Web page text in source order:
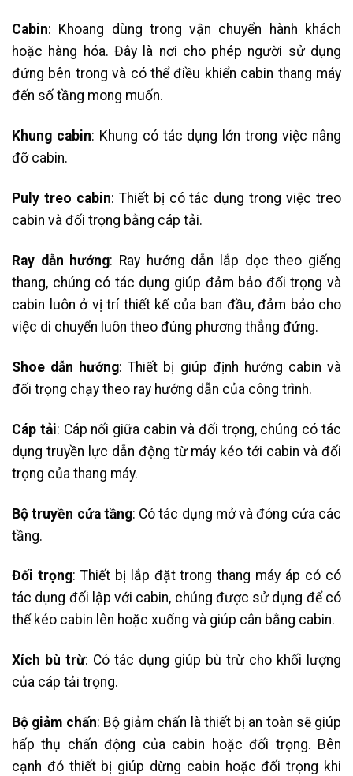
Cabin: Khoang dùng trong vận chuyển hành khách
hoặc hàng hóa. Đây là nơi cho phép người sử dụng
đứng bên trong và có thể điều khiển cabin thang máy
đến số tầng mong muốn.
Khung cabin: Khung có tác dụng lớn trong việc nâng
đỡ cabin.
Puly treo cabin: Thiết bị có tác dụng trong việc treo
cabin và đối trọng bằng cáp tải.
Ray dẫn hướng: Ray hướng dẫn lắp dọc theo giếng
thang, chúng có tác dụng giúp đảm bảo đối trọng và
cabin luôn ở vị trí thiết kế của ban đầu, đảm bảo cho
việc di chuyển luôn theo đúng phương thẳng đứng.
Shoe dẫn hướng: Thiết bị giúp định hướng cabin và
đối trọng chạy theo ray hướng dẫn của công trình.
Cáp tải: Cáp nối giữa cabin và đối trọng, chúng có tác
dụng truyền lực dẫn động từ máy kéo tới cabin và đối
trọng của thang máy.
Bộ truyền cửa tầng: Có tác dụng mở và đóng cửa các
tầng.
Đối trọng: Thiết bị lắp đặt trong thang máy áp có có
tác dụng đối lập với cabin, chúng được sử dụng để có
thể kéo cabin lên hoặc xuống và giúp cân bằng cabin.
Xích bù trừ: Có tác dụng giúp bù trừ cho khối lượng
của cáp tải trọng.
Bộ giảm chấn: Bộ giảm chấn là thiết bị an toàn sẽ giúp
hấp thụ chấn động của cabin hoặc đối trọng. Bên
cạnh đó thiết bị giúp dừng cabin hoặc đối trọng khi